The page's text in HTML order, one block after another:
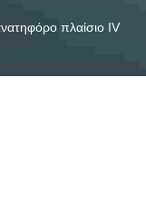
πλαίσιο IV